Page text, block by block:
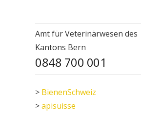
Amt für Veterinärwesen des
Kantons Bern
0848 700 001
> BienenSchweiz
>apisuisse